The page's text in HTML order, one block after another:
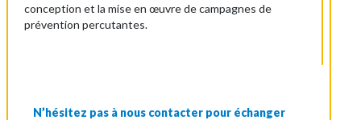
conception et la mise en œuvre de campagnes de
prévention percutantes.
N’hésitez pas à nous contacter pour échanger